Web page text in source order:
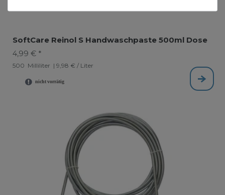
SoftCare Reinol S Handwaschpaste 500ml Dose
4,99 € *
500 Milliliter | 9,98 € / Liter